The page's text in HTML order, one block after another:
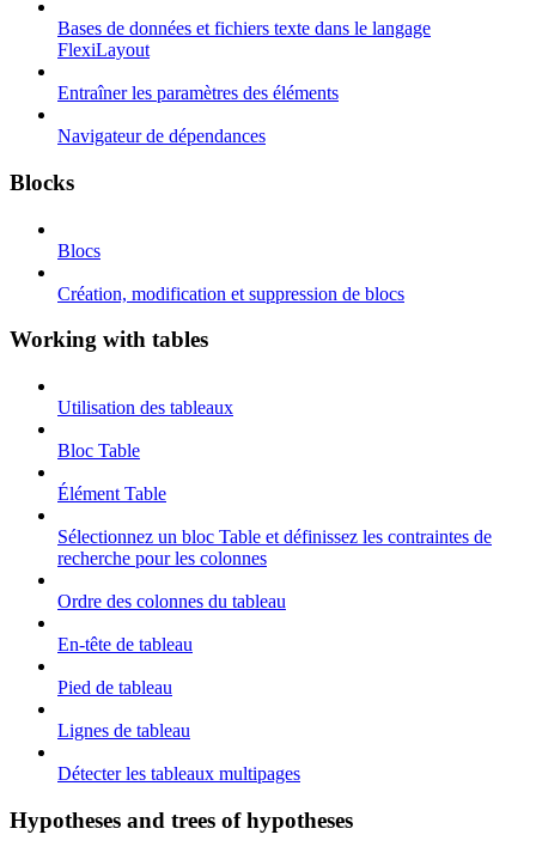
Bases de données et fichiers texte dans le langage
FlexiLayout
Entraîner les paramètres des éléments
Navigateur de dépendances
Blocks
Blocs
Création, modification et suppression de blocs
Working with tables
Utilisation des tableaux
Bloc Table
Élément Table
Sélectionnez un bloc Table et définissez les contraintes de
recherche pour les colonnes
Ordre des colonnes du tableau
En-tête de tableau
Pied de tableau
Lignes de tableau
Détecter les tableaux multipages
Hypotheses and trees of hypotheses